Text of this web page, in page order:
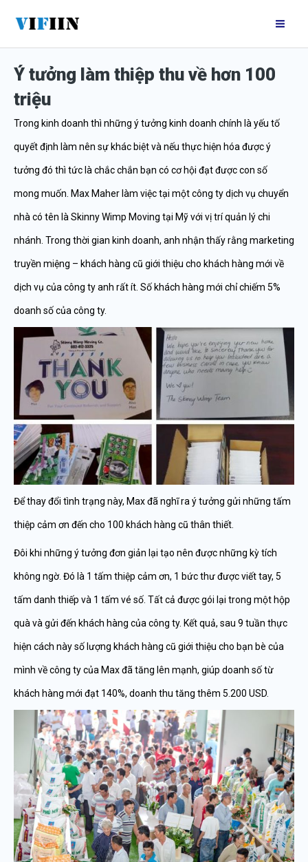
nội
dungÝ tưởng làm thiệp thu về hơn 100
triệu
Trong kinh doanh thì những ý tưởng kinh doanh chính là yếu tố
quyết định làm nên sự khác biệt và nếu thực hiện hóa được ý
tưởng đó thì tức là chắc chắn bạn có cơ hội đạt được con số
mong muốn. Max Maher làm việc tại một công ty dịch vụ chuyển
nhà có tên là Skinny Wimp Moving tại Mỹ với vị trí quản lý chi
nhánh. Trong thời gian kinh doanh, anh nhận thấy rằng marketing
truyền miệng – khách hàng cũ giới thiệu cho khách hàng mới về
dịch vụ của công ty anh rất ít. Số khách hàng mới chỉ chiếm 5%
doanh số của công ty.
Để thay đổi tình trạng này, Max đã nghĩ ra ý tưởng gửi những tấm
thiệp cảm ơn đến cho 100 khách hàng cũ thân thiết.
Đôi khi những ý tưởng đơn giản lại tạo nên được những kỳ tích
không ngờ. Đó là 1 tấm thiệp cảm ơn, 1 bức thư được viết tay, 5
tấm danh thiếp và 1 tấm vé số. Tất cả được gói lại trong một hộp
quà và gửi đến khách hàng của công ty. Kết quả, sau 9 tuần thực
hiện cách này số lượng khách hàng cũ giới thiệu cho bạn bè của
mình về công ty của Max đã tăng lên mạnh, giúp doanh số từ
khách hàng mới đạt 140%, doanh thu tăng thêm 5.200 USD.